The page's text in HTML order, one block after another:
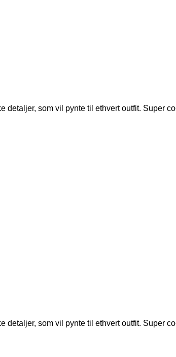
som vil pynte til ethvert outfit. Super
som vil pynte til ethvert outfit. Super